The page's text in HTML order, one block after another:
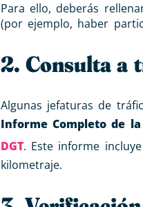
Para ello, deberás
(por ejemplo, haber
2. Consulta a
Algunas jefaturas de
Informe Completo de la
DGT. Este informe
kilometraje.